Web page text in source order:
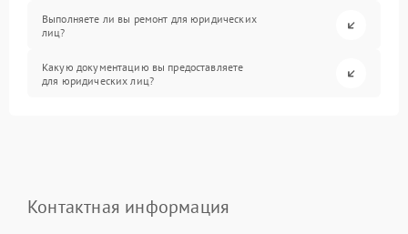
Выполняете ли вы ремонт для юридических
лиц?
Какую документацию вы предоставляете
для юридических лиц?
Контактная информация